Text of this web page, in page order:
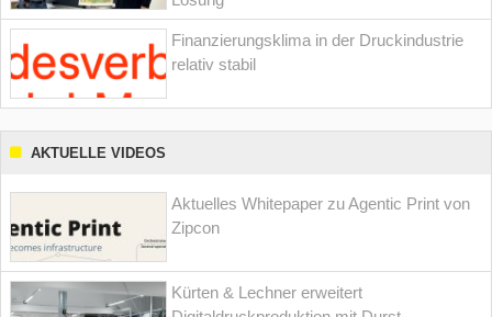
Finanzierungsklima in der Druckindustrie
relativ stabil
AKTUELLE VIDEOS
Aktuelles Whitepaper zu Agentic Print von
Zipcon
Kürten & Lechner erweitert